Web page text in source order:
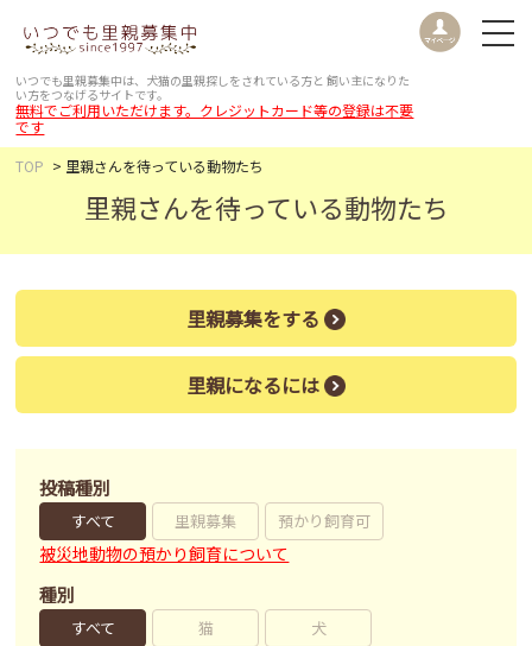
いつでも里親募集中は、犬猫の里親探しをされている方と 飼い主になりた
い方をつなげるサイトです。
無料でご利用いただけます。クレジットカード等の登録は不要
です
TOP
里親さんを待っている動物たち
里親さんを待っている動物たち
里親募集をする
里親になるには
投稿種別
すべて 里親募集 預かり飼育可
被災地動物の預かり飼育について
種別
すべて 猫 犬